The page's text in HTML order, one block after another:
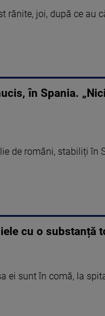
rănite, joi, după ce au
în Spania.
de români, stabiliți în
cu o substanță
ei sunt în comă, la